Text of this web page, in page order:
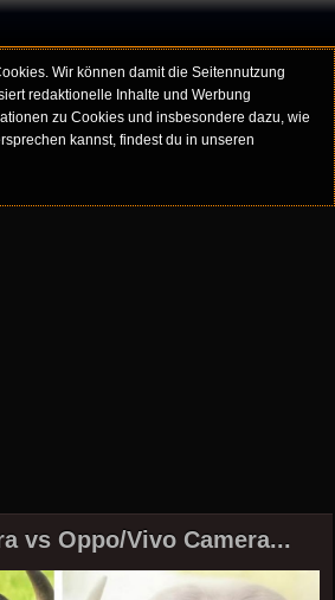
Wir können damit die Seitennutzung
redaktionelle Inhalte und Werbung
zu Cookies und insbesondere dazu, wie
kannst, findest du in unseren
vs Oppo/Vivo Camera...